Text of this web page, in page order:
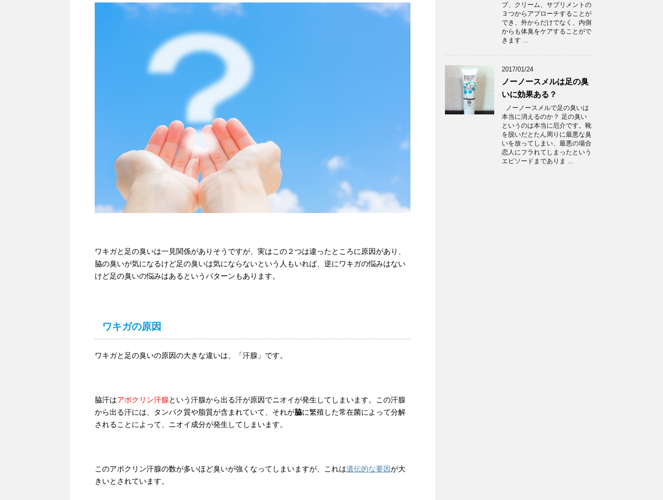
ワキガと足の臭いは一見関係がありそうですが、実はこの２つは違ったところに原因があり、
脇の臭いが気になるけど足の臭いは気にならないという人もいれば、逆にワキガの悩みはない
けど足の臭いの悩みはあるというパターンもあります。
ワキガの原因
ワキガと足の臭いの原因の大きな違いは、「汗腺」です。
脇汗はアポクリン汗腺という汗腺から出る汗が原因でニオイが発生してしまいます。この汗腺
から出る汗には、タンパク質や脂質が含まれていて、それが脇に繁殖した常在菌によって分解
されることによって、ニオイ成分が発生してしまいます。
このアポクリン汗腺の数が多いほど臭いが強くなってしまいますが、これは遺伝的な要因が大
きいとされています。
プ、クリーム、サプリメントの
３つからアプローチすることが
でき、外からだけでなく、内側
からも体臭をケアすることがで
きます ...
2017/01/24
ノーノースメルは足の臭
いに効果ある？
ノーノースメルで足の臭いは
本当に消えるのか？ 足の臭い
というのは本当に厄介です。靴
を脱いだとたん周りに最悪な臭
いを放ってしまい、最悪の場合
恋人にフラれてしまったという
エピソードまでありま ...